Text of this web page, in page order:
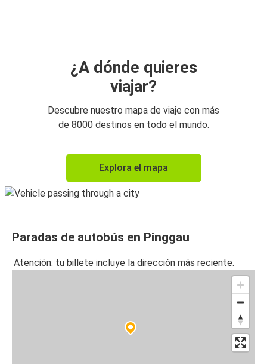
¿A dónde quieres
viajar?
Descubre nuestro mapa de viaje con más
de 8000 destinos en todo el mundo.
Explora el mapa
Paradas de autobús en Pinggau
Atención: tu billete incluye la dirección más reciente.